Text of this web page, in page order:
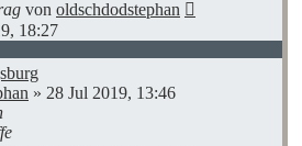
von oldschdodstephan
18:27
» 28 Jul 2019, 13:46